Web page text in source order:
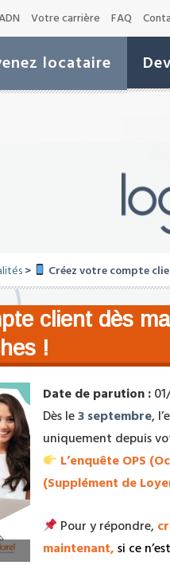
Votre carrière FAQ
locataire
> Créez votre compte
client dès
!
Date de parution :
Dès le3 septembre,
uniquement depuis
L’enquête OPS
(Supplément de
Pour y répondre,
maintenant, si ce